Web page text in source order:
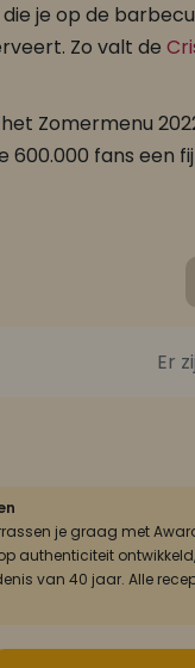
je op de
Zo valt de
Zomermenu
600.000 fans een
Er
je graag met
authenticiteit
van 40 jaar. Alle